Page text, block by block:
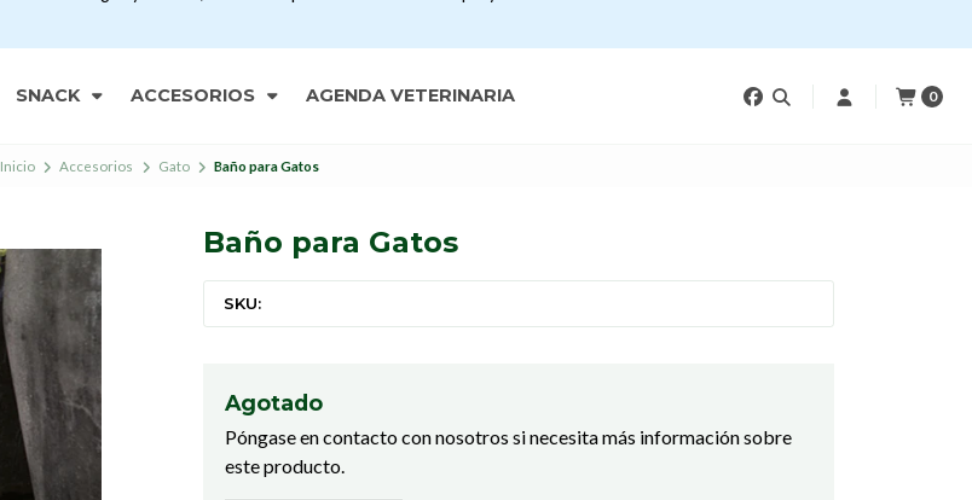
SNACK ACCESORIOS AGENDA VETERINARIA 0
Inicio Accesorios Gato Baño para Gatos
Baño para Gatos
SKU:
Agotado
Póngase en contacto con nosotros si necesita más información sobre
este producto.